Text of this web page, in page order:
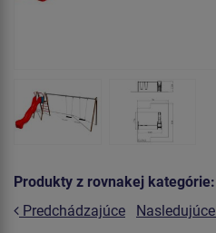
Produkty z rovnakej kategórie:
Predchádzajúce
Nasledujúce